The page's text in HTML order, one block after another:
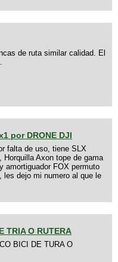
de ruta similar calidad. El
por DRONE DJI
falta de uso, tiene SLX
Axon tope de gama
amortiguador FOX permuto
les dejo mi numero al que le
TRIA O RUTERA
BICI DE TURA O